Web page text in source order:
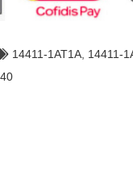
14411-1AT1A, 14411-